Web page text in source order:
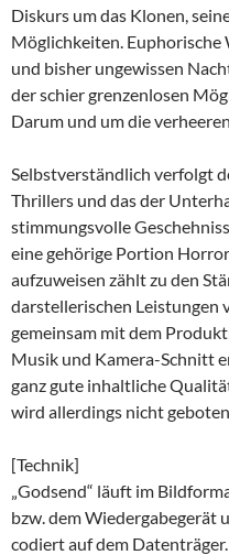
Diskurs um das Klonen,
Möglichkeiten. Euphorische
und bisher ungewissen
der schier grenzenlosen
Darum und um die
Selbstverständlich verfolgt
Thrillers und das der
stimmungsvolle
eine gehörige Portion
aufzuweisen zählt zu den
darstellerischen Leistungen
gemeinsam mit dem
Musik und Kamera-Schnitt
ganz gute inhaltliche
wird allerdings nicht geboten.
[Technik]
„Godsend“ läuft im
bzw. dem Wiedergabegerät
codiert auf dem